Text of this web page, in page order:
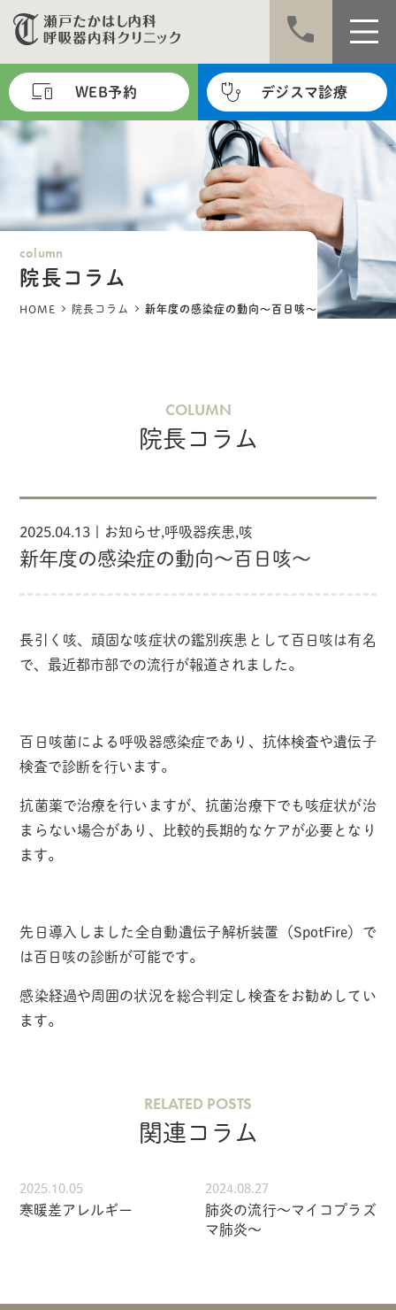
call
WEB予約 デジスマ診療
column
院長コラム
HOME 院長コラム 新年度の感染症の動向～百日咳～
COLUMN
院長コラム
2025.04.13 | お知らせ,呼吸器疾患,咳
新年度の感染症の動向～百日咳～
長引く咳、頑固な咳症状の鑑別疾患として百日咳は有名
で、最近都市部での流行が報道されました。
百日咳菌による呼吸器感染症であり、抗体検査や遺伝子
検査で診断を行います。
抗菌薬で治療を行いますが、抗菌治療下でも咳症状が治
まらない場合があり、比較的長期的なケアが必要となり
ます。
先日導入しました全自動遺伝子解析装置（SpotFire）で
は百日咳の診断が可能です。
感染経過や周囲の状況を総合判定し検査をお勧めしてい
ます。
RELATED POSTS
関連コラム
2025.10.05
寒暖差アレルギー
2024.08.27
肺炎の流行～マイコプラズ
マ肺炎～